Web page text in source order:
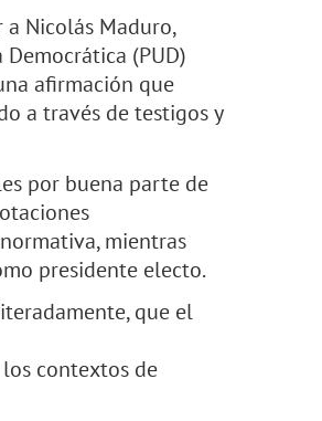
Nicolás Maduro,
(PUD)
afirmación que
a través de testigos y
por buena parte de
mientras
presidente electo.
que el
contextos de